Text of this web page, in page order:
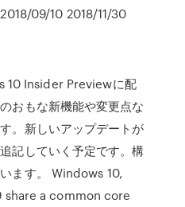
09/10 2018/11/30
10 Insider Previewに配
おもな新機能や変更点な
。新しいアップデートが
記していく予定です。構
ます。 Windows 10,
share a common core